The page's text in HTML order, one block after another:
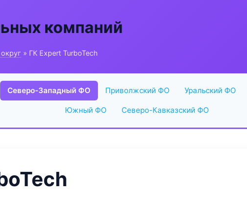
компаний
» ГК Expert TurboTech
Северо-Западный ФО Приволжский ФО Уральский ФО
Южный ФО Северо-Кавказский ФО